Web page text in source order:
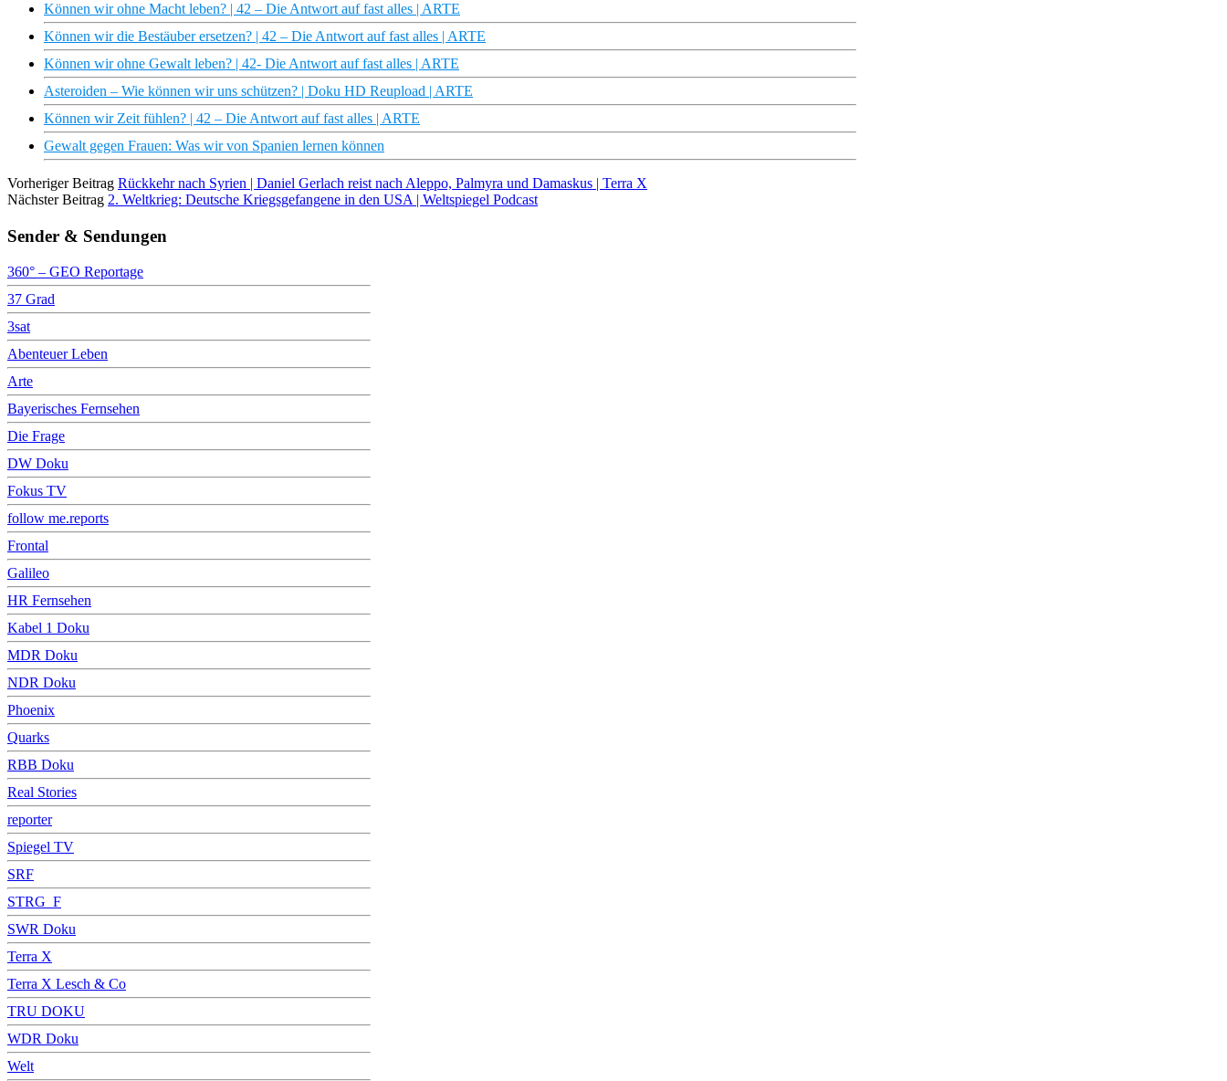
Können wir ohne Macht leben? | 42 – Die Antwort auf fast alles | ARTE
Können wir die Bestäuber ersetzen? | 42 – Die Antwort auf fast alles | ARTE
Können wir ohne Gewalt leben? | 42- Die Antwort auf fast alles | ARTE
Asteroiden – Wie können wir uns schützen? | Doku HD Reupload | ARTE
Können wir Zeit fühlen? | 42 – Die Antwort auf fast alles | ARTE
Gewalt gegen Frauen: Was wir von Spanien lernen können
Vorheriger Beitrag Rückkehr nach Syrien | Daniel Gerlach reist nach Aleppo, Palmyra und Damaskus | Terra X
Nächster Beitrag 2. Weltkrieg: Deutsche Kriegsgefangene in den USA | Weltspiegel Podcast
Sender & Sendungen
360° – GEO Reportage
37 Grad
3sat
Abenteuer Leben
Arte
Bayerisches Fernsehen
Die Frage
DW Doku
Fokus TV
follow me.reports
Frontal
Galileo
HR Fernsehen
Kabel 1 Doku
MDR Doku
NDR Doku
Phoenix
Quarks
RBB Doku
Real Stories
reporter
Spiegel TV
SRF
STRG_F
SWR Doku
Terra X
Terra X Lesch & Co
TRU DOKU
WDR Doku
Welt